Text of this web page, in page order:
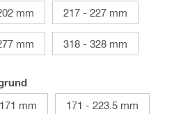
mm 217 - 227 mm
mm 318 - 328 mm
mm 171 - 223.5 mm